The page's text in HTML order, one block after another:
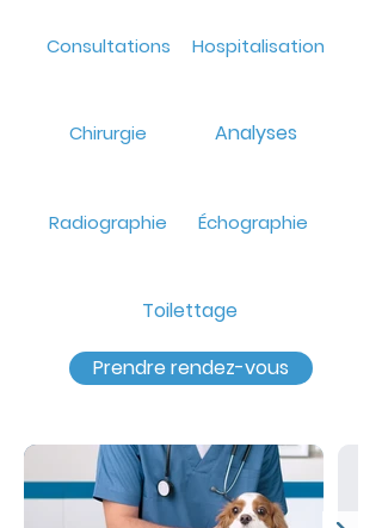
Consultations
Chirurgie
Radiographie
Hospitalisation
Analyses
Échographie
Toilettage
Prendre rendez-vous